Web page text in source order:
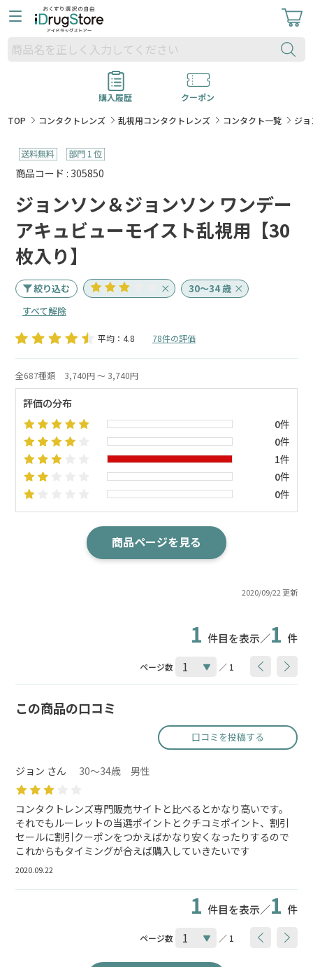
購入履歴
クーポン
TOP
コンタクトレンズ 乱視用コンタクトレンズ コンタクト一覧 ジ
商品コード : 305850
ジョンソン＆ジョンソン ワンデー
アキュビューモイスト乱視用【30
枚入り】
絞り込む
30～34 歳
すべて解除
平均：4.8 78件の評価
2020/09/22 更新
全687種類 3,740円 ～ 3,740円
評価の分布
0件
0件
1件
0件
0件
商品ページを見る
1 件目を表示／1 件
ページ数 ／ 1
この商品の口コミ
口コミを投稿する
ジョン さん 30～34歳 男性
コンタクトレンズ専門販売サイトと比べるとかなり高いです。
それでもルーレットの当選ポイントとクチコミポイント、割引
セールに割引クーポンをつかえばかなり安くなったりするので
これからもタイミングが合えば購入していきたいです
2020.09.22
1 件目を表示／1 件
ページ数 ／ 1